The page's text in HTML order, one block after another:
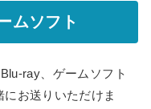
ムソフト
ray、ゲームソフト
お送りいただけま